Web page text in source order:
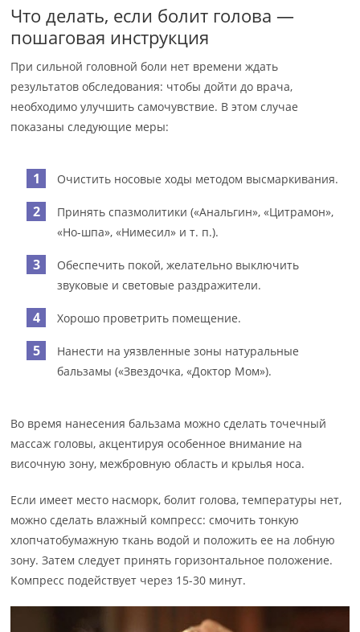
Что делать, если болит голова —
пошаговая инструкция
При сильной головной боли нет времени ждать
результатов обследования: чтобы дойти до врача,
необходимо улучшить самочувствие. В этом случае
показаны следующие меры:
Очистить носовые ходы методом высмаркивания.
Принять спазмолитики («Анальгин», «Цитрамон»,
«Но-шпа», «Нимесил» и т. п.).
Обеспечить покой, желательно выключить
звуковые и световые раздражители.
Хорошо проветрить помещение.
Нанести на уязвленные зоны натуральные
бальзамы («Звездочка, «Доктор Мом»).
Во время нанесения бальзама можно сделать точечный
массаж головы, акцентируя особенное внимание на
височную зону, межбровную область и крылья носа.
Если имеет место насморк, болит голова, температуры нет,
можно сделать влажный компресс: смочить тонкую
хлопчатобумажную ткань водой и положить ее на лобную
зону. Затем следует принять горизонтальное положение.
Компресс подействует через 15-30 минут.